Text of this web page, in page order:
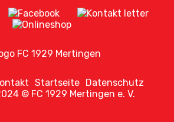
Startseite
Datenschutz
© FC 1929 Mertingen e. V.